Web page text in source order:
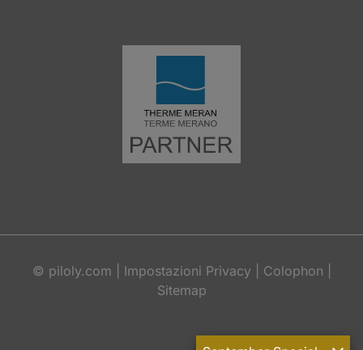
© piloly.com Impostazioni Privacy Colophon
Sitemap